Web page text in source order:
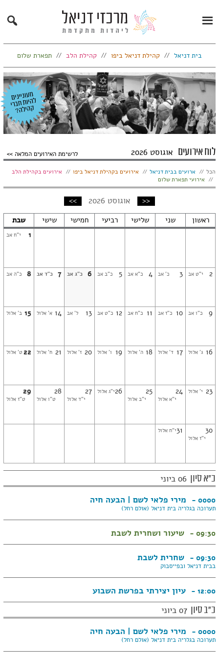
Primary
Menu
Search
בית דניאל קהילת דניאל ביפו קהילת הלב תפארת שלום
לוח אירועים אוגוסט 2026 לרשימת האירועים המלאה
הצג:
הכל ארועים בבית דניאל אירועים בקהילת דניאל ביפו
אירועים בקהילת הלב
אירועי תפארת שלום
חודש
קודם
<< אוגוסט 2026
חודש
הבא
>>
ראשון שני שלישי רביעי חמישי שישי
שבת
1
י"ח אב
2 י"ט אב 3 כ' אב 4 כ"א אב 5 כ"ב אב 6 כ"ג אב 7 כ"ד אב 8 כ"ה אב
9 כ"ו אב 10 כ"ז אב 11 כ"ח אב 12 כ"ט אב 13 ל' אב 14 א' אלול 15 ב' אלול
16 ג' אלול 17 ד' אלול 18 ה' אלול 19 ו' אלול 20 ז' אלול 21 ח' אלול 22 ט' אלול
23 י' אלול 24
י"א אלול
25
י"ב אלול
26י"ג אלול 27
י"ד אלול
28
ט"ו אלול
29
ט"ז אלול
30
י"ז אלול
31י"ח אלול
כ"א סיון 06 ביוני
0000 - מירי פלאי לשם | הבעה חיה
תערוכה בגלריה בית דניאל (אולם רחל)
09:30 - שיעור ושחרית לשבת
09:30 - שחרית לשבת
בבית דניאל ובפייסבוק
12:00 - עיון יצירתי בפרשת השבוע
כ"ב סיון 07 ביוני
0000 - מירי פלאי לשם | הבעה חיה
תערוכה בגלריה בית דניאל (אולם רחל)